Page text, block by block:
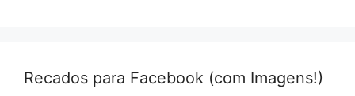
Recados para Facebook (com Imagens!)